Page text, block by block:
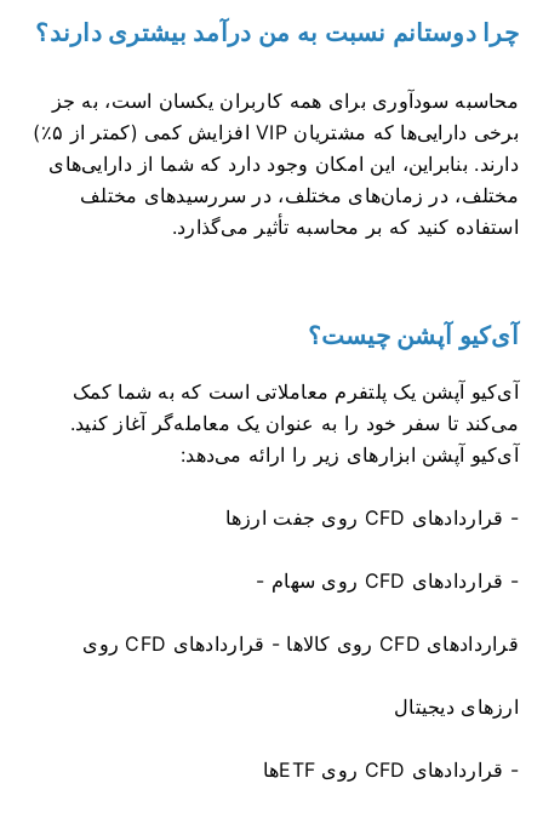
چرا دوستانم نسبت به من درآمد بیشتری دارند؟
محاسبه سودآوری برای همه کاربران یکسان است، به جز
برخی دارایی‌ها که مشتریان VIP افزایش کمی (کمتر از ۵٪)
دارند. بنابراین، این امکان وجود دارد که شما از دارایی‌های
مختلف، در زمان‌های مختلف، در سررسیدهای مختلف
استفاده کنید که بر محاسبه تأثیر می‌گذارد.
آی‌کیو آپشن چیست؟
آی‌کیو آپشن یک پلتفرم معاملاتی است که به شما کمک
می‌کند تا سفر خود را به عنوان یک معامله‌گر آغاز کنید.
آی‌کیو آپشن ابزارهای زیر را ارائه می‌دهد:
- قراردادهای CFD روی جفت ارزها
- قراردادهای CFD روی سهام -
قراردادهای CFD روی کالاها - قراردادهای CFD روی
ارزهای دیجیتال
- قراردادهای CFD روی ETFها